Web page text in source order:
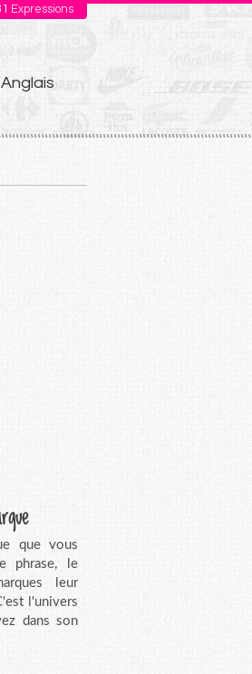
Expressions
Anglais
que vous
phrase, le
leur
l'univers
dans son